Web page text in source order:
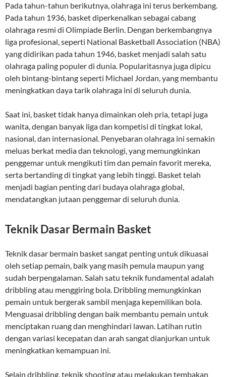
Pada tahun-tahun berikutnya, olahraga ini terus berkembang.
Pada tahun 1936, basket diperkenalkan sebagai cabang
olahraga resmi di Olimpiade Berlin. Dengan berkembangnya
liga profesional, seperti National Basketball Association (NBA)
yang didirikan pada tahun 1946, basket menjadi salah satu
olahraga paling populer di dunia. Popularitasnya juga dipicu
oleh bintang-bintang seperti Michael Jordan, yang membantu
meningkatkan daya tarik olahraga ini di seluruh dunia.
Saat ini, basket tidak hanya dimainkan oleh pria, tetapi juga
wanita, dengan banyak liga dan kompetisi di tingkat lokal,
nasional, dan internasional. Penyebaran olahraga ini semakin
meluas berkat media dan teknologi, yang memungkinkan
penggemar untuk mengikuti tim dan pemain favorit mereka,
serta bertanding di tingkat yang lebih tinggi. Basket telah
menjadi bagian penting dari budaya olahraga global,
mendatangkan jutaan penggemar di seluruh dunia.
Teknik Dasar Bermain Basket
Teknik dasar bermain basket sangat penting untuk dikuasai
oleh setiap pemain, baik yang masih pemula maupun yang
sudah berpengalaman. Salah satu teknik fundamental adalah
dribbling atau menggiring bola. Dribbling memungkinkan
pemain untuk bergerak sambil menjaga kepemilikan bola.
Menguasai dribbling dengan baik membantu pemain untuk
menciptakan ruang dan menghindari lawan. Latihan rutin
dengan variasi kecepatan dan arah sangat dianjurkan untuk
meningkatkan kemampuan ini.
Selain dribbling, teknik shooting atau melakukan tembakan